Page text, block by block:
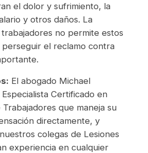
el dolor y sufrimiento, la
y otros daños. La
no permite estos
el reclamo contra
El abogado Michael
Certificado en
que maneja su
directamente, y
colegas de Lesiones
experiencia en cualquier